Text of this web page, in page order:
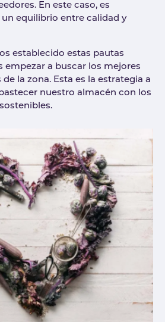
En este caso, es
equilibrio entre calidad y
establecido estas pautas
empezar a buscar los mejores
la zona. Esta es la estrategia a
nuestro almacén con los